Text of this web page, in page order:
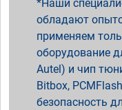
Наши
обладают
применяем
оборудование
Autel) и чип
Bitbox,
безопасность